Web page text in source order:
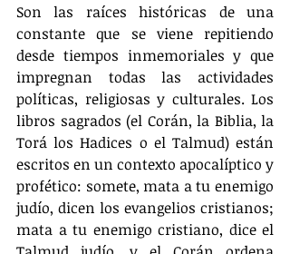
Son las raíces históricas de una
constante que se viene repitiendo
desde tiempos inmemoriales y que
impregnan todas las actividades
políticas, religiosas y culturales. Los
libros sagrados (el Corán, la Biblia, la
Torá los Hadices o el Talmud) están
escritos en un contexto apocalíptico y
profético: somete, mata a tu enemigo
judío, dicen los evangelios cristianos;
mata a tu enemigo cristiano, dice el